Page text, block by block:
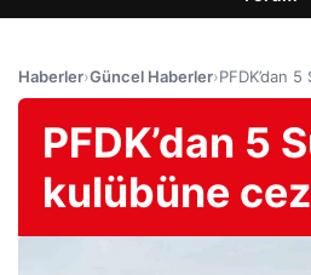
Haberler›Güncel Haberler›PFDK’dan
PFDK’dan 5
kulübüne